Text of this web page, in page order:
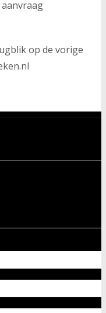
op de vorige